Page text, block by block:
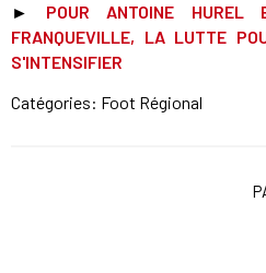
►
POUR ANTOINE HUREL
FRANQUEVILLE, LA LUTTE
S'INTENSIFIER
Catégories: Foot Régional